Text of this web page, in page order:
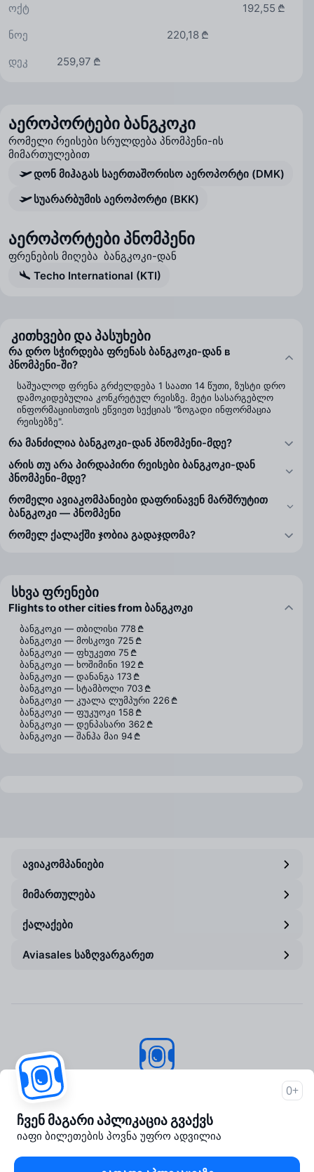
192,55 ₾
ოქტ
220,18 ₾
ნოე
259,97 ₾
დეკ
აეროპორტები ბანგკოკი
რომელი რეისები სრულდება პნომპენი-ის
მიმართულებით
დონ მიჰაგას საერთაშორისო აეროპორტი (DMK)
სუარარბუმის აეროპორტი (BKK)
აეროპორტები პნომპენი
ფრენების მიღება ბანგკოკი-დან
Techo International (KTI)
კითხვები და პასუხები
რა დრო სჭირდება ფრენას ბანგკოკი-დან в
პნომპენი-ში?
საშუალოდ ფრენა გრძელდება 1 საათი 14 წუთი, ზუსტი დრო
დამოკიდებულია კონკრეტულ რეისზე. მეტი სასარგებლო
ინფორმაციისთვის ეწვიეთ სექციას "ზოგადი ინფორმაცია
რეისებზე".
რა მანძილია ბანგკოკი-დან პნომპენი-მდე?
არის თუ არა პირდაპირი რეისები ბანგკოკი-დან
პნომპენი-მდე?
რომელი ავიაკომპანიები დაფრინავენ მარშრუტით
ბანგკოკი — პნომპენი
რომელ ქალაქში ჯობია გადაჯდომა?
სხვა ფრენები
Flights to other cities from ბანგკოკი
ბანგკოკი — თბილისი 778 ₾
ბანგკოკი — მოსკოვი 725 ₾
ბანგკოკი — ფხუკეთი 75 ₾
ბანგკოკი — ხოშიმინი 192 ₾
ბანგკოკი — დანანგა 173 ₾
ბანგკოკი — სტამბოლი 703 ₾
ბანგკოკი — კუალა ლუმპური 226 ₾
ბანგკოკი — ფუკუოკი 158 ₾
ბანგკოკი — დენპასარი 362 ₾
ბანგკოკი — შანჰა მაი 94 ₾
ავიაკომპანიები
მიმართულება
ქალაქები
Aviasales საზღვარგარეთ
About Aviasales
Support
Newsroom
Travelpayouts
0+
ჩვენ მაგარი აპლიკაცია გვაქვს
იაფი ბილეთების პოვნა უფრო ადვილია